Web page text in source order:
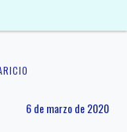
6 de marzo de 2020